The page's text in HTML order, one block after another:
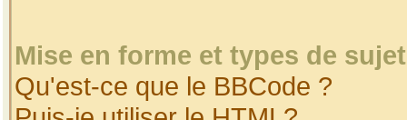
Mise en forme et types de
Qu'est-ce que le BBCode ?